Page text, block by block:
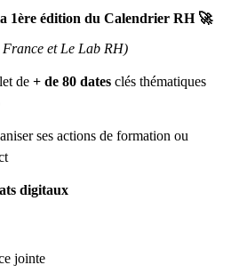
1ère édition du Calendrier RH 🚀
France et Le Lab RH)
de + de 80 dates clés thématiques
ses actions de formation ou
digitaux
jointe